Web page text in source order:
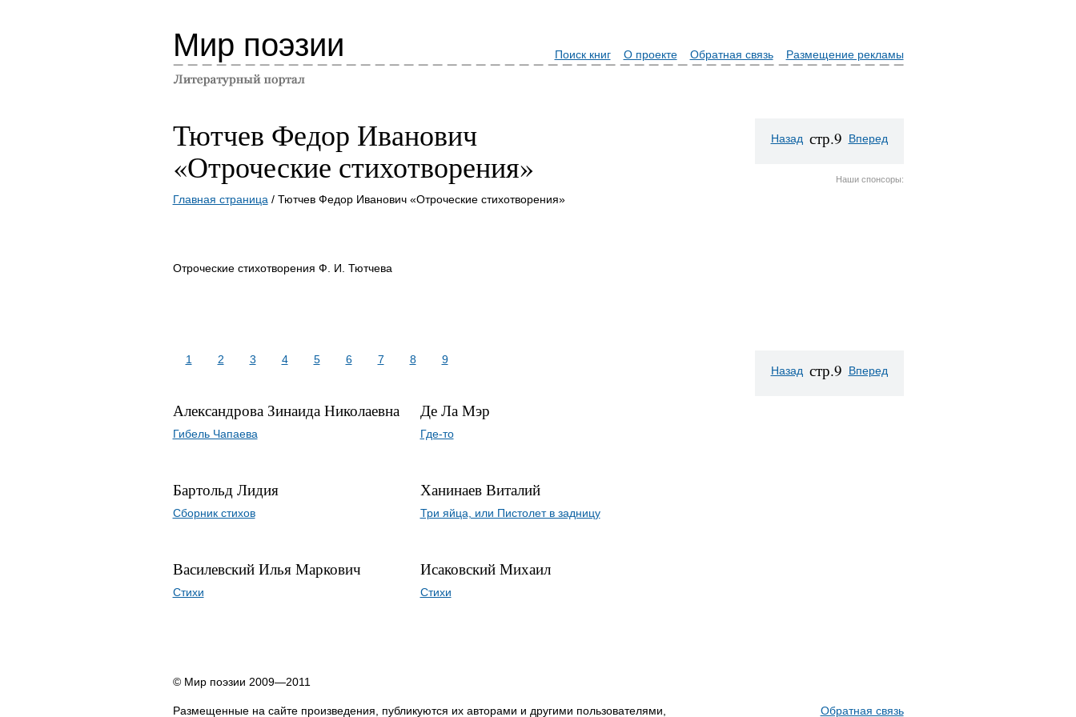
Мир поэзии Поиск книг О проекте Обратная связь Размещение рекламы
Тютчев Федор Иванович
«Отроческие стихотворения»
Главная страница / Тютчев Федор Иванович «Отроческие стихотворения»
Отроческие стихотворения Ф. И. Тютчева
Назад стр.9 Вперед
Наши спонсоры:
1 2 3 4 5 6 7 8 9
Александрова Зинаида Николаевна
Гибель Чапаева
Бартольд Лидия
Сборник стихов
Василевский Илья Маркович
Стихи
Де Ла Мэр
Где-то
Ханинаев Виталий
Три яйца, или Пистолет в задницу
Исаковский Михаил
Стихи
Назад стр.9 Вперед
© Мир поэзии 2009—2011
Размещенные на сайте произведения, публикуются их авторами и другими пользователями, Обратная связь